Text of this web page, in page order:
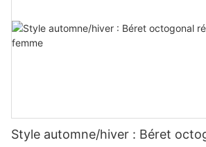
Style automne/hiver : Béret